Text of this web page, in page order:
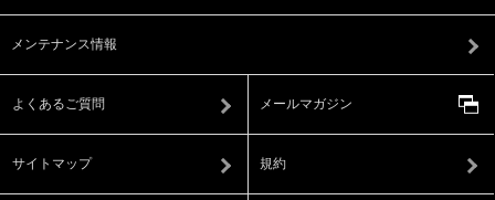
メンテナンス情報
よくあるご質問 メールマガジン
サイトマップ 規約